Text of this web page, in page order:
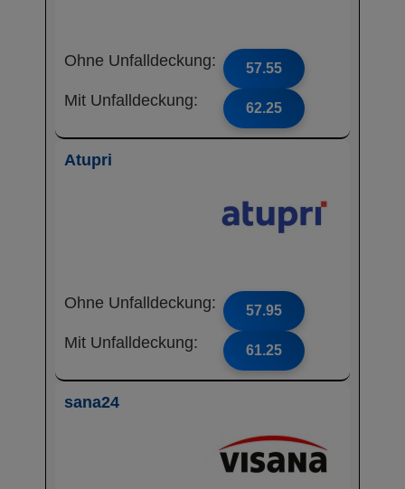
Ohne Unfalldeckung: 57.55
Mit Unfalldeckung: 62.25
Atupri
Ohne Unfalldeckung: 57.95
Mit Unfalldeckung: 61.25
sana24